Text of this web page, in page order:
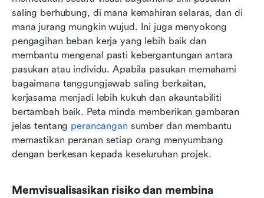
saling berhubung, di mana kemahiran selaras, dan di
mana jurang mungkin wujud. Ini juga menyokong
pengagihan beban kerja yang lebih baik dan
membantu mengenal pasti kebergantungan antara
pasukan atau individu. Apabila pasukan memahami
bagaimana tanggungjawab saling berkaitan,
kerjasama menjadi lebih kukuh dan akauntabiliti
bertambah baik. Peta minda memberikan gambaran
jelas tentang perancangan sumber dan membantu
memastikan peranan setiap orang menyumbang
dengan berkesan kepada keseluruhan projek.
Memvisualisasikan risiko dan membina